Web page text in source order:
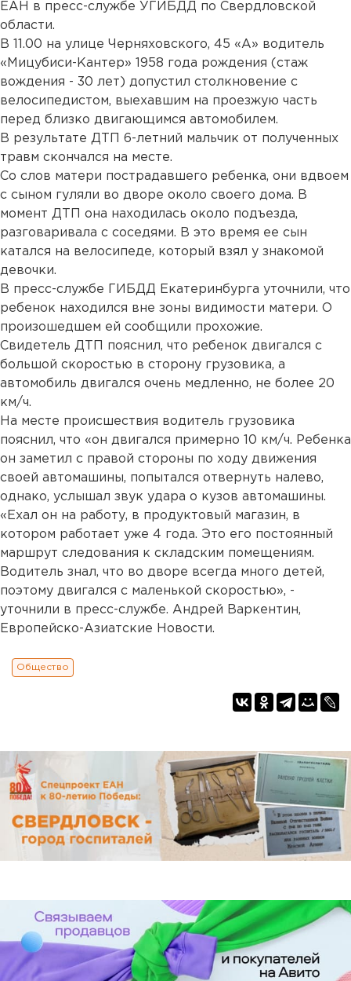
ЕАН в пресс-службе УГИБДД по Свердловской
области.
В 11.00 на улице Черняховского, 45 «А» водитель
«Мицубиси-Кантер» 1958 года рождения (стаж
вождения - 30 лет) допустил столкновение с
велосипедистом, выехавшим на проезжую часть
перед близко двигающимся автомобилем.
В результате ДТП 6-летний мальчик от полученных
травм скончался на месте.
Со слов матери пострадавшего ребенка, они вдвоем
с сыном гуляли во дворе около своего дома. В
момент ДТП она находилась около подъезда,
разговаривала с соседями. В это время ее сын
катался на велосипеде, который взял у знакомой
девочки.
В пресс-службе ГИБДД Екатеринбурга уточнили, что
ребенок находился вне зоны видимости матери. О
произошедшем ей сообщили прохожие.
Свидетель ДТП пояснил, что ребенок двигался с
большой скоростью в сторону грузовика, а
автомобиль двигался очень медленно, не более 20
км/ч.
На месте происшествия водитель грузовика
пояснил, что «он двигался примерно 10 км/ч. Ребенка
он заметил с правой стороны по ходу движения
своей автомашины, попытался отвернуть налево,
однако, услышал звук удара о кузов автомашины.
«Ехал он на работу, в продуктовый магазин, в
котором работает уже 4 года. Это его постоянный
маршрут следования к складским помещениям.
Водитель знал, что во дворе всегда много детей,
поэтому двигался с маленькой скоростью», -
уточнили в пресс-службе. Андрей Варкентин,
Европейско-Азиатские Новости.
Общество